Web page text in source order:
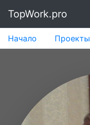
TopWork.pro
Начало Проекты